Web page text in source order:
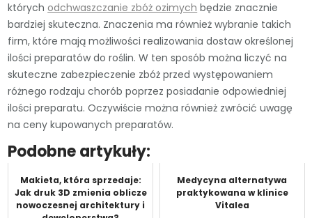
których odchwaszczanie zbóż ozimych będzie znacznie
bardziej skuteczna. Znaczenia ma również wybranie takich
firm, które mają możliwości realizowania dostaw określonej
ilości preparatów do roślin. W ten sposób można liczyć na
skuteczne zabezpieczenie zbóż przed występowaniem
różnego rodzaju chorób poprzez posiadanie odpowiedniej
ilości preparatu. Oczywiście można również zwrócić uwagę
na ceny kupowanych preparatów.
Podobne artykuły:
Makieta, która sprzedaje:
Jak druk 3D zmienia oblicze
nowoczesnej architektury i
Medycyna alternatywa
praktykowana w klinice
Vitalea